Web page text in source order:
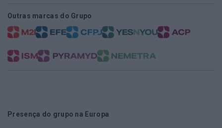
Outras marcas do Grupo
Presença do grupo na Europa